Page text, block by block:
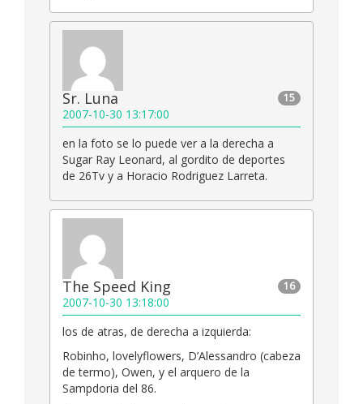
15
Sr. Luna
2007-10-30 13:17:00
en la foto se lo puede ver a la derecha a
Sugar Ray Leonard, al gordito de deportes
de 26Tv y a Horacio Rodriguez Larreta.
16
The Speed King
2007-10-30 13:18:00
los de atras, de derecha a izquierda:
Robinho, lovelyflowers, D’Alessandro (cabeza
de termo), Owen, y el arquero de la
Sampdoria del 86.